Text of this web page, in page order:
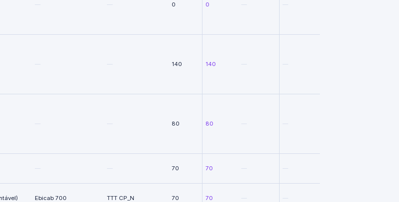
—
—
—
—
Ebicab 700
—
—
—
—
TTT CP_N
0 0
140 140
80 80
70 70
70 70
— —
— —
— —
— —
— —